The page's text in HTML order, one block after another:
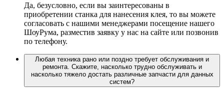
Да, безусловно, если вы заинтересованы в
приобретении станка для нанесения клея, то вы можете
согласовать с нашими менеджерами посещение нашего
ШоуРума, разместив заявку у нас на сайте или позвонив
по телефону.
Любая техника рано или поздно требует обслуживания и
ремонта. Скажите, насколько трудно обслуживать и
насколько тяжело достать различные запчасти для данных
систем?